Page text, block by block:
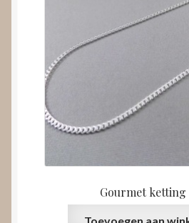
Gourmet ketting